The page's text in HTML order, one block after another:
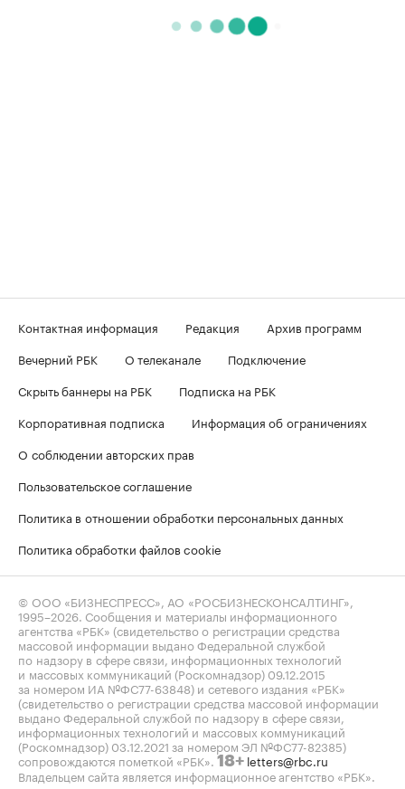
Контактная информация Редакция
Архив программ
Вечерний РБК
О телеканале
Подключение
Скрыть баннеры на РБК
Подписка на РБК
Корпоративная подписка
Информация об ограничениях
О соблюдении авторских прав
Пользовательское соглашение
Политика в отношении обработки персональных данных
Политика обработки файлов cookie
© ООО «БИЗНЕСПРЕСС», АО «РОСБИЗНЕСКОНСАЛТИНГ»,
1995–2026 . Сообщения и материалы информационного
агентства «РБК» (свидетельство о регистрации средства
массовой информации выдано Федеральной службой
по надзору в сфере связи, информационных технологий
и массовых коммуникаций (Роскомнадзор) 09.12.2015
за номером ИА №ФС77-63848) и сетевого издания «РБК»
(свидетельство о регистрации средства массовой информации
выдано Федеральной службой по надзору в сфере связи,
информационных технологий и массовых коммуникаций
(Роскомнадзор) 03.12.2021 за номером ЭЛ №ФС77-82385)
сопровождаются пометкой «РБК». 18+ letters@rbc.ru
Владельцем сайта является информационное агентство «РБК».